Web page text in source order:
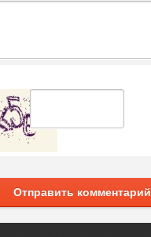
Отправить комментарий